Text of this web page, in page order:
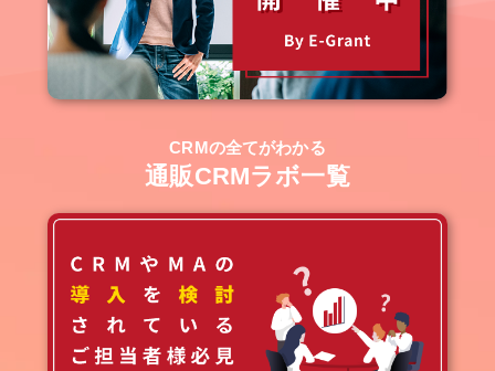
CRMの全てがわかる
通販CRMラボ一覧